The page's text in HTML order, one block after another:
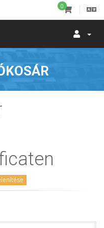
0